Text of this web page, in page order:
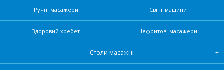
Ручні масажери Свінг машини
Здоровий хребет Нефритові масажери
Столи масажні